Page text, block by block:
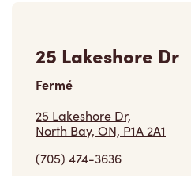
25 Lakeshore Dr
Fermé
25 Lakeshore Dr,
North Bay, ON, P1A 2A1
(705) 474-3636